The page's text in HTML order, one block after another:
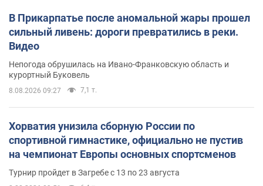
В Прикарпатье после аномальной жары прошел
сильный ливень: дороги превратились в реки.
Видео
Непогода обрушилась на Ивано-Франковскую область и
курортный Буковель
8.08.2026 09:27 7,1 т.
Хорватия унизила сборную России по
спортивной гимнастике, официально не пустив
на чемпионат Европы основных спортсменов
Турнир пройдет в Загребе с 13 по 23 августа